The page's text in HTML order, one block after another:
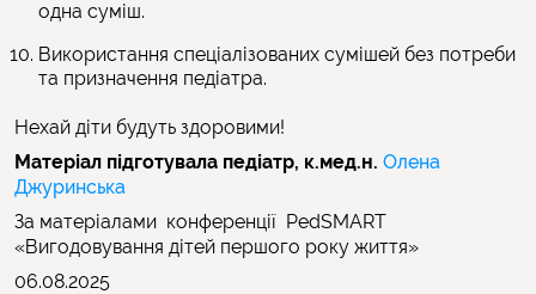
одна суміш.
Використання спеціалізованих сумішей без потреби
та призначення педіатра.
Нехай діти будуть здоровими!
Матеріал підготувала педіатр, к.мед.н. Олена
Джуринська
За матеріалами конференції PedSMART
«Вигодовування дітей першого року життя»
06.08.2025